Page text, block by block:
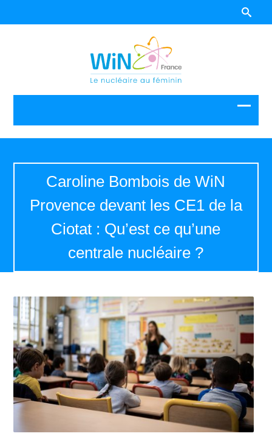
Caroline Bombois de WiN
Provence devant les CE1 de la
Ciotat : Qu’est ce qu’une
centrale nucléaire ?